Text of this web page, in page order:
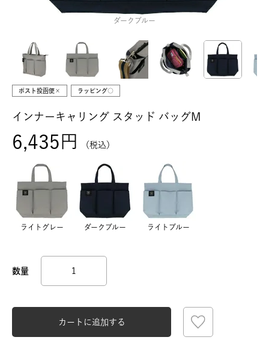
ダークブルー
ポスト投函便× ラッピング○
インナーキャリング スタッド バッグM
6,435 税込
ライトグレー ダークブルー ライトブルー
カートに追加する